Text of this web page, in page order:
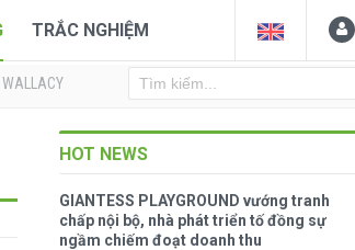
TRẮC NGHIỆM
WALLACY
HOT NEWS
GIANTESS PLAYGROUND vướng tranh
chấp nội bộ, nhà phát triển tố đồng sự
ngầm chiếm đoạt doanh thu